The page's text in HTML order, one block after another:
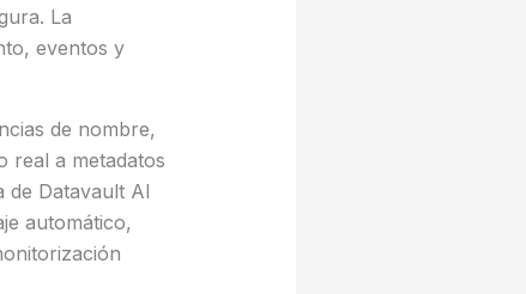
La
eventos y
de nombre,
real a metadatos
de Datavault AI
automático,